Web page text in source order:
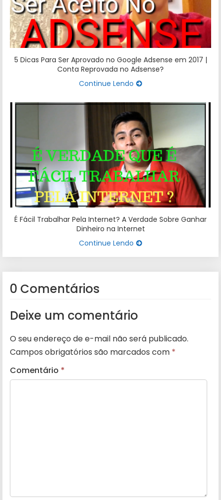
5 Dicas Para Ser Aprovado no Google Adsense em 2017 |
Conta Reprovada no Adsense?
Continue Lendo
É Fácil Trabalhar Pela Internet? A Verdade Sobre Ganhar
Dinheiro na Internet
Continue Lendo
0 Comentários
Deixe um comentário
O seu endereço de e-mail não será publicado.
Campos obrigatórios são marcados com *
Comentário *